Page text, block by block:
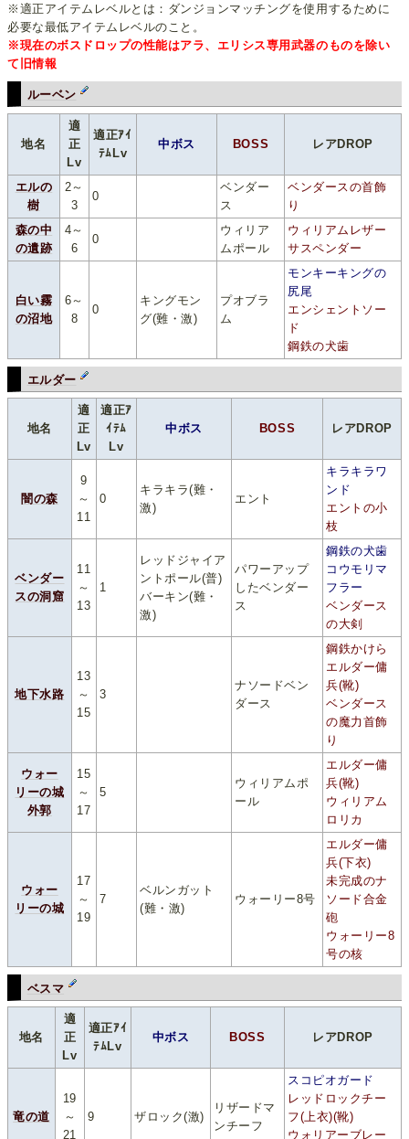
※適正アイテムレベルとは：ダンジョンマッチングを使用するために
必要な最低アイテムレベルのこと。
※現在のボスドロップの性能はアラ、エリシス専用武器のものを除い
て旧情報
ルーベン
地名
適
正
Lv
適正ｱｲ
ﾃﾑLv
中ボス BOSS レアDROP
エルの
樹
2～
3
0
ベンダー
ス
ベンダースの首飾
り
森の中
の遺跡
4～
6
0
ウィリア
ムポール
ウィリアムレザー
サスペンダー
白い霧
の沼地
6～
8
0
キングモン
グ(難・激)
プオブラ
ム
モンキーキングの
尻尾
エンシェントソー
ド
鋼鉄の犬歯
エルダー
地名
適
正
Lv
適正ｱ
ｲﾃﾑ
Lv
中ボス BOSS レアDROP
闇の森
9
～
11
0
キラキラ(難・
激)
エント
キラキラワ
ンド
エントの小
枝
ベンダー
スの洞窟
11
～
13
1
レッドジャイア
ントポール(普)
バーキン(難・
激)
パワーアップ
したベンダー
ス
鋼鉄の犬歯
コウモリマ
フラー
ベンダース
の大剣
地下水路
13
～
15
3
ナソードベン
ダース
鋼鉄かけら
エルダー傭
兵(靴)
ベンダース
の魔力首飾
り
ウォー
リーの城
外郭
15
～
17
5
ウィリアムポ
ール
エルダー傭
兵(靴)
ウィリアム
ロリカ
ウォー
リーの城
17
～
19
7
ベルンガット
(難・激)
ウォーリー8号
エルダー傭
兵(下衣)
未完成のナ
ソード合金
砲
ウォーリー8
号の核
ベスマ
地名
適
正
Lv
適正ｱｲ
ﾃﾑLv
中ボス BOSS レアDROP
竜の道
19
～
21
9 ザロック(激)
リザードマ
ンチーフ
スコピオガード
レッドロックチー
フ(上衣)(靴)
ウォリアーブレー